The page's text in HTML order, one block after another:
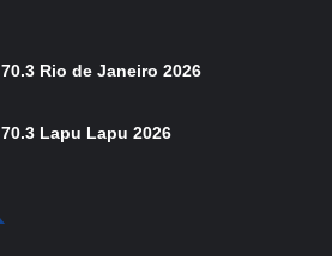
Rio de Janeiro 2026
Lapu Lapu 2026